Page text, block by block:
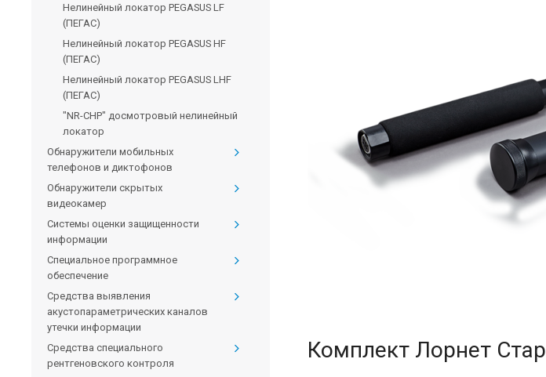
Комплект Лорнет Стар
Нелинейный локатор PEGASUS LF
(ПЕГАС)
Нелинейный локатор PEGASUS HF
(ПЕГАС)
Нелинейный локатор PEGASUS LHF
(ПЕГАС)
"NR-CHP" досмотровый нелинейный
локатор
Обнаружители мобильных
телефонов и диктофонов
Обнаружители скрытых
видеокамер
Системы оценки защищенности
информации
Специальное программное
обеспечение
Средства выявления
акустопараметрических каналов
утечки информации
Средства специального
рентгеновского контроля